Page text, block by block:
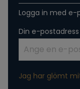
Logga in med e-
Din e-postadress
Jag har glömt